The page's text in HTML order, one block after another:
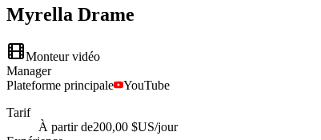
Myrella Drame
Monteur vidéo
Manager
Plateforme principale
YouTube
Tarif
À partir de200,00 $US/jour